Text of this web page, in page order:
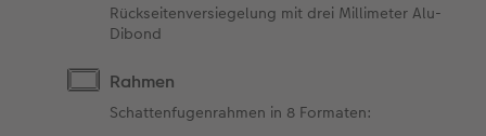
Rückseitenversiegelung mit drei Millimeter Alu-
Dibond
Rahmen
Schattenfugenrahmen in 8 Formaten: